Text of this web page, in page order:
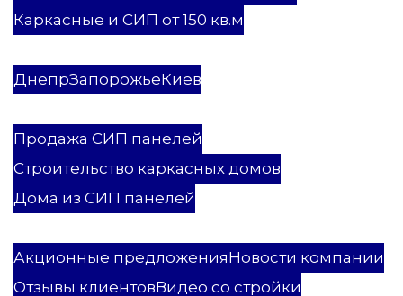
Каркасные и СИП от 150 кв.м
ДнепрЗапорожьеКиев
Продажа СИП панелей
Строительство каркасных домов
Дома из СИП панелей
Акционные предложенияНовости компании
Отзывы клиентовВидео со стройки